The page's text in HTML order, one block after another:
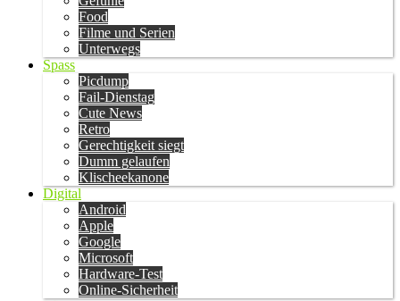
Food
Filme und Serien
Unterwegs
Spass
Picdump
Fail-Dienstag
Cute News
Retro
Gerechtigkeit siegt
Dumm gelaufen
Klischeekanone
Digital
Android
Apple
Google
Microsoft
Hardware-Test
Online-Sicherheit